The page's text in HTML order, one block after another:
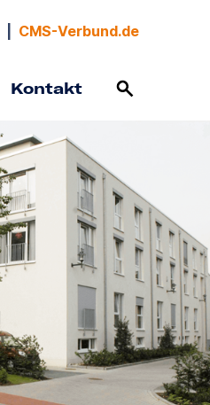
CMS-Verbund.de
Kontakt